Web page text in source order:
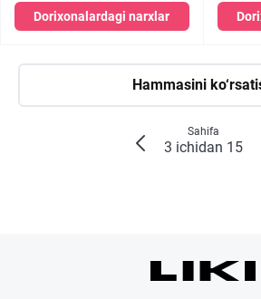
Dorixonalardagi narxlar
Hammasini
Sahifa
3 ichidan 15